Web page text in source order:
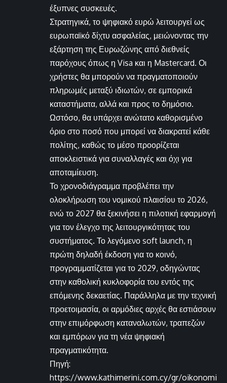
έξυπνες συσκευές.
Στρατηγικά, το ψηφιακό ευρώ λειτουργεί ως
ευρωπαϊκό δίχτυ ασφαλείας, μειώνοντας την
εξάρτηση της Ευρωζώνης από διεθνείς
παρόχους όπως η Visa και η Mastercard. Οι
χρήστες θα μπορούν να πραγματοποιούν
πληρωμές μεταξύ ιδιωτών, σε εμπορικά
καταστήματα, αλλά και προς το δημόσιο.
Ωστόσο, θα υπάρχει ανώτατο καθορισμένο
όριο στο ποσό που μπορεί να διακρατεί κάθε
πολίτης, καθώς το μέσο προορίζεται
αποκλειστικά για συναλλαγές και όχι για
αποταμίευση.
Το χρονοδιάγραμμα προβλέπει την
ολοκλήρωση του νομικού πλαισίου το 2026,
ενώ το 2027 θα ξεκινήσει η πιλοτική εφαρμογή
για τον έλεγχο της λειτουργικότητας του
συστήματος. Το λεγόμενο soft launch, η
πρώτη δηλαδή έκδοση για το κοινό,
προγραμματίζεται για το 2029, οδηγώντας
στην καθολική κυκλοφορία του εντός της
επόμενης δεκαετίας. Παράλληλα με την τεχνική
προετοιμασία, οι αρμόδιες αρχές θα εστιάσουν
στην επιμόρφωση καταναλωτών, τραπεζών
και εμπόρων για τη νέα ψηφιακή
πραγματικότητα.
Πηγή:
https://www.kathimerini.com.cy/gr/oikonomi